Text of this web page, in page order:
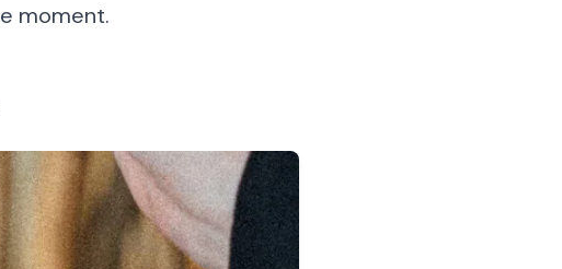
moment.